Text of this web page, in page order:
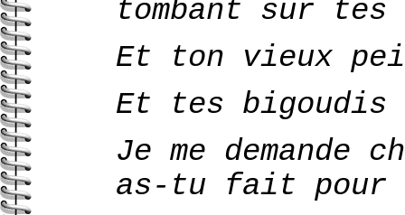
tombant sur tes
Et ton vieux
Et tes
Je me demande
as-tu fait pour